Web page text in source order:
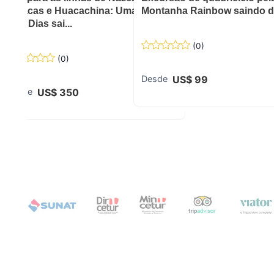
Paracas e Huacachina: Uma Viagem
de 2 Dias sai...
(0)
Desde US$ 350
Montanha Rainbow saindo
(0)
Desde US$ 99